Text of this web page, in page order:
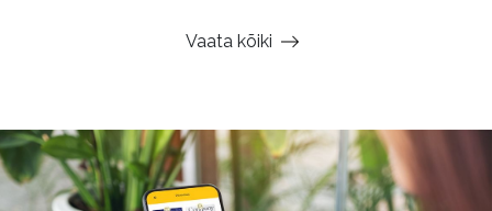
Vaata kõiki